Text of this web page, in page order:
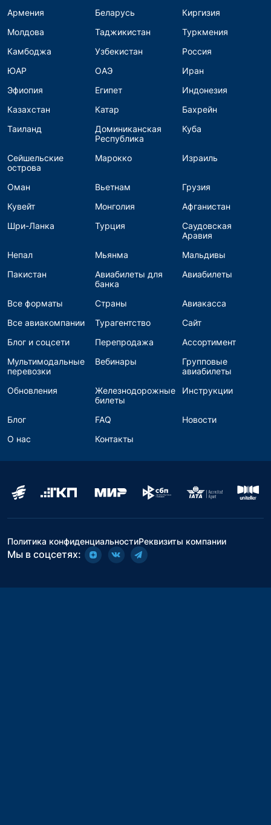
Армения
Беларусь
Киргизия
Молдова
Таджикистан
Туркмения
Камбоджа
Узбекистан
Россия
ЮАР
ОАЭ
Иран
Эфиопия
Египет
Индонезия
Казахстан
Катар
Бахрейн
Таиланд
Доминиканская
Республика
Куба
Сейшельские
острова
Марокко Израиль
Оман Вьетнам
Грузия
Кувейт
Монголия
Афганистан
Шри-Ланка
Турция
Саудовская
Аравия
Непал
Мьянма
Мальдивы
Пакистан
Авиабилеты для
банка
Авиабилеты
Все форматы Страны
Авиакасса
Все авиакомпании
Турагентство
Сайт
Блог и соцсети
Перепродажа
Ассортимент
Мультимодальные
перевозки
Вебинары
Групповые
авиабилеты
Обновления
Железнодорожные
билеты
Инструкции
Блог FAQ
Новости
О нас
Контакты
Политика конфиденциальностиРеквизиты компании
Мы в соцсетях: